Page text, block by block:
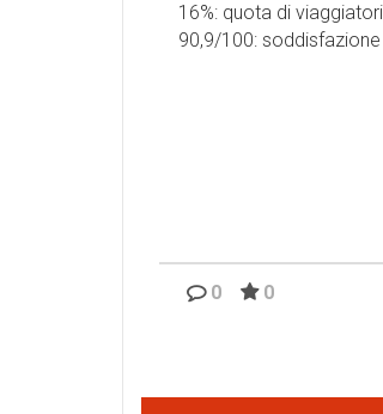
16%: quota di
90,9/100: soddisfazione
0 0